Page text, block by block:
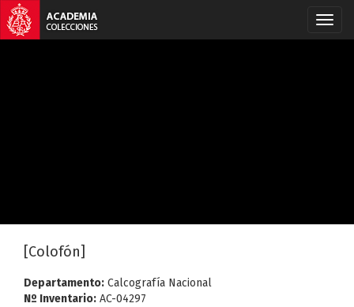
[Colofón]
Departamento: Calcografía Nacional
Nº Inventario: AC-04297